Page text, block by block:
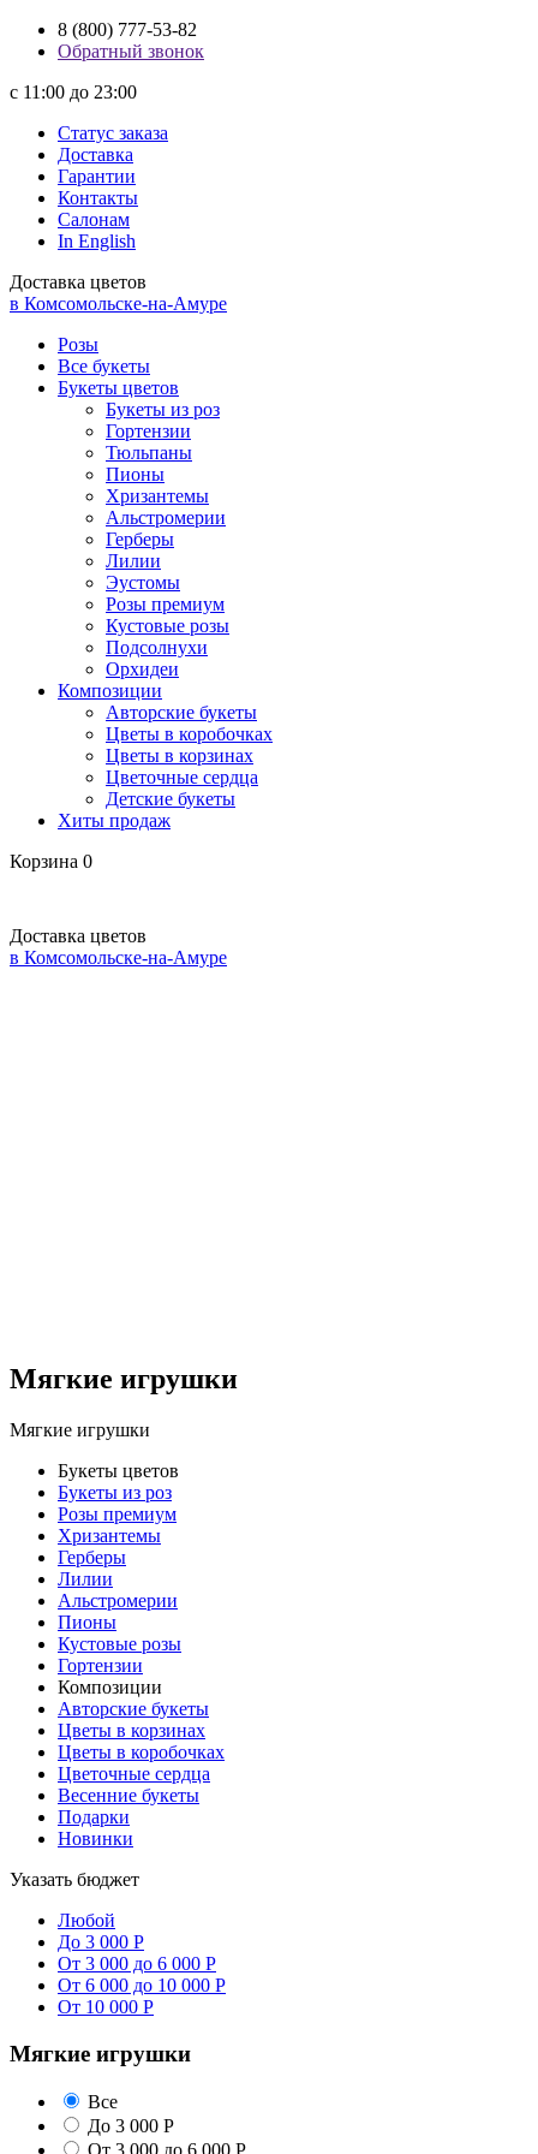
8 (800) 777-53-82
Обратный звонок
с 11:00 до 23:00
Статус заказа
Доставка
Гарантии
Контакты
Салонам
In English
Доставка цветов
в Комсомольске-на-Амуре
Розы
Все букеты
Букеты цветов
Букеты из роз
Гортензии
Тюльпаны
Пионы
Хризантемы
Альстромерии
Герберы
Лилии
Эустомы
Розы премиум
Кустовые розы
Подсолнухи
Орхидеи
Композиции
Авторские букеты
Цветы в коробочках
Цветы в корзинах
Цветочные сердца
Детские букеты
Хиты продаж
Корзина 0
Доставка цветов
в Комсомольске-на-Амуре
Мягкие игрушки
Мягкие игрушки
Букеты цветов
Букеты из роз
Розы премиум
Хризантемы
Герберы
Лилии
Альстромерии
Пионы
Кустовые розы
Гортензии
Композиции
Авторские букеты
Цветы в корзинах
Цветы в коробочках
Цветочные сердца
Весенние букеты
Подарки
Новинки
Указать бюджет
Любой
До 3 000 Р
От 3 000 до 6 000 Р
От 6 000 до 10 000 Р
От 10 000 Р
Мягкие игрушки
Все
До 3 000 Р